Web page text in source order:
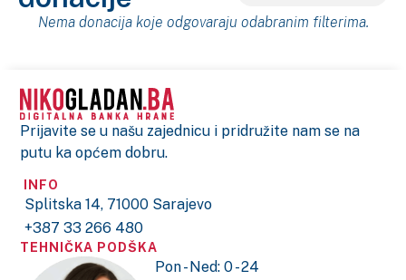
Nema donacija koje odgovaraju odabranim filterima.
Prijavite se u našu zajednicu i pridružite nam se na
putu ka općem dobru.
INFO
Splitska 14, 71000 Sarajevo
+387 33 266 480
TEHNIČKA PODŠKA
Pon - Ned: 0 - 24